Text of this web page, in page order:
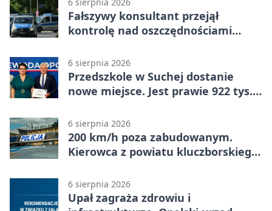
Fałszywy konsultant przejął
kontrolę nad oszczędnościami
6 sierpnia 2026
Przedszkole w Suchej dostanie
nowe miejsce. Jest prawie 922 tys.
6 sierpnia 2026
200 km/h poza zabudowanym.
Kierowca z powiatu kluczborskiego
6 sierpnia 2026
Upał zagraża zdrowiu i